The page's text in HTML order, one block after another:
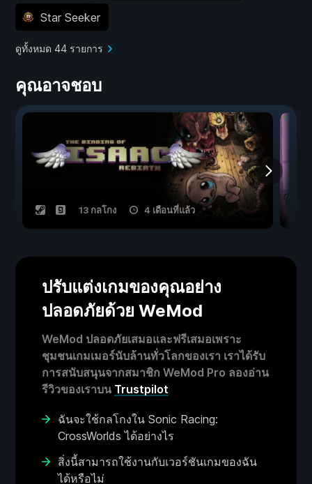
Star Seeker
ดูทั้งหมด 44 รายการ
คุณอาจชอบ
13 กลโกง 4 เดือนที่แล้ว
ปรับแต่งเกมของคุณอย่าง
ปลอดภัยด้วย WeMod
WeMod ปลอดภัยเสมอและฟรีเสมอเพราะ
ชุมชนเกมเมอร์นับล้านทั่วโลกของเรา เราได้รับ
การสนับสนุนจากสมาชิก WeMod Pro ลองอ่าน
รีวิวของเราบน Trustpilot
ฉันจะใช้กลโกงใน Sonic Racing:
CrossWorlds ได้อย่างไร
สิ่งนี้สามารถใช้งานกับเวอร์ชันเกมของฉัน
ได้หรือไม่